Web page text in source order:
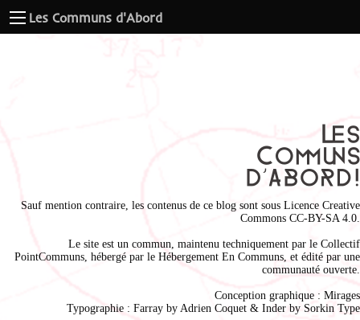
Les Communs d'Abord
Sauf mention contraire, les contenus de ce blog sont sous Licence Creative
Commons CC-BY-SA 4.0
Le site est un commun, maintenu techniquement par le Collectif
PointCommuns , hébergé par le Hébergement En Communs , et édité par une
communauté ouverte.
Conception graphique : Mirages
Typographie : Farray by Adrien Coquet & Inder by Sorkin Type